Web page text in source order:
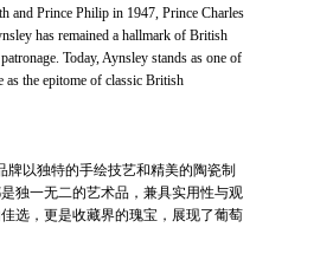
and Prince Philip in 1947, Prince Charles
has remained a hallmark of British
Today, Aynsley stands as one of
as the epitome of classic British
牌以独特的手绘技艺和精美的陶瓷制
独一无二的艺术品，兼具实用性与观
选，更是收藏界的瑰宝，展现了葡萄